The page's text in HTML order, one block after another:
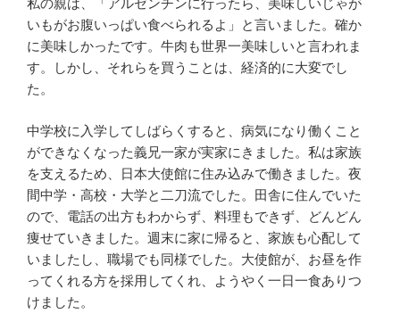
私の親は、「アルゼンチンに行ったら、美味しいじゃが
いもがお腹いっぱい食べられるよ」と言いました。確か
に美味しかったです。牛肉も世界一美味しいと言われま
す。しかし、それらを買うことは、経済的に大変でし
た。
中学校に入学してしばらくすると、病気になり働くこと
ができなくなった義兄一家が実家にきました。私は家族
を支えるため、日本大使館に住み込みで働きました。夜
間中学・高校・大学と二刀流でした。田舎に住んでいた
ので、電話の出方もわからず、料理もできず、どんどん
痩せていきました。週末に家に帰ると、家族も心配して
いましたし、職場でも同様でした。大使館が、お昼を作
ってくれる方を採用してくれ、ようやく一日一食ありつ
けました。